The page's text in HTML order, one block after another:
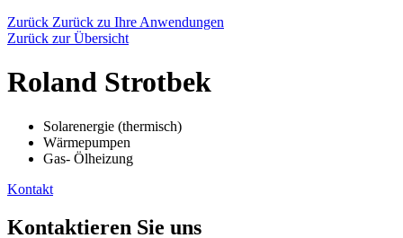
Zurück Zurück zu Ihre Anwendungen
Zurück zur Übersicht
Roland Strotbek
Solarenergie (thermisch)
Wärmepumpen
Gas- Ölheizung
Kontakt
Kontaktieren Sie uns